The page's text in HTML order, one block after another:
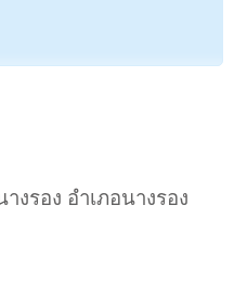
งรอง อำเภอนางรอง